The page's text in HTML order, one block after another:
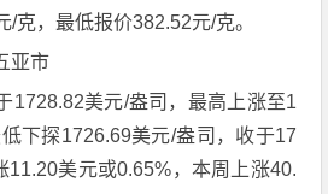
/克，最低报价382.52元/克。
亚市
1728.82美元/盎司，最高上涨至1
下探1726.69美元/盎司，收于17
11.20美元或0.65%，本周上涨40.